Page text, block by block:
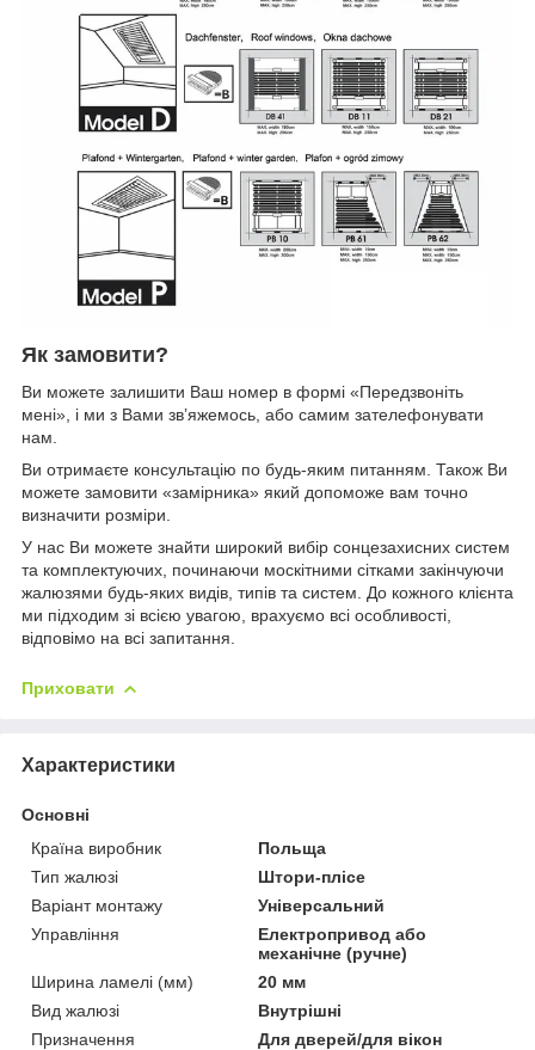
Як замовити?
Ви можете залишити Ваш номер в формі «Передзвоніть
мені», і ми з Вами зв’яжемось, або самим зателефонувати
нам.
Ви отримаєте консультацію по будь-яким питанням. Також Ви
можете замовити «замірника» який допоможе вам точно
визначити розміри.
У нас Ви можете знайти широкий вибір сонцезахисних систем
та комплектуючих, починаючи москітними сітками закінчуючи
жалюзями будь-яких видів, типів та систем. До кожного клієнта
ми підходим зі всією увагою, врахуємо всі особливості,
відповімо на всі запитання.
Приховати
Характеристики
Основні
Країна виробник
Польща
Тип жалюзі
Штори-плісе
Варіант монтажу
Універсальний
Управління
Електропривод або
механічне (ручне)
Ширина ламелі (мм)
20 мм
Вид жалюзі
Внутрішні
Призначення
Для дверей/для вікон